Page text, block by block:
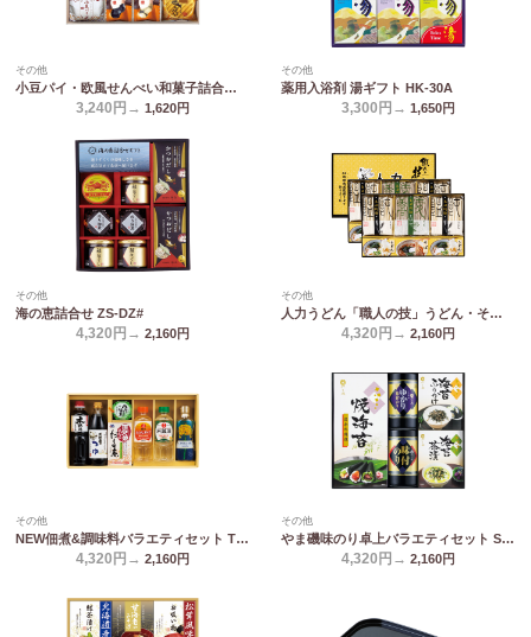
その他
小豆パイ・欧風せんべい和菓子詰合せ DW-30R
3,240円→ 1,620円
その他
薬用入浴剤 湯ギフト HK-30A
3,300円→ 1,650円
その他
海の恵詰合せ ZS-DZ#
4,320円→ 2,160円
その他
人力うどん「職人の技」うどん・そばセット JUS-DO
4,320円→ 2,160円
その他
NEW佃煮&調味料バラエティセット TGT-40N
4,320円→ 2,160円
その他
やま磯味のり卓上バラエティセット SVG-D
4,320円→ 2,160円